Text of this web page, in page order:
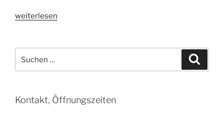
„Ludwig-
zeigt
bayernweite
weiterlesen
nach:
Kontakt, Öffnungszeiten